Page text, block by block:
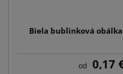
Biela bublinková
od 0,17